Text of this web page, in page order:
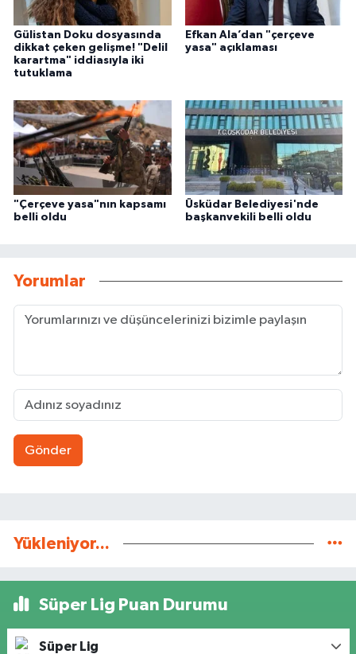
Gülistan Doku dosyasında
dikkat çeken gelişme! "Delil
karartma" iddiasıyla iki
tutuklama
Efkan Ala’dan "çerçeve
yasa" açıklaması
"Çerçeve yasa"nın kapsamı
belli oldu
Üsküdar Belediyesi'nde
başkanvekili belli oldu
Yorumlar
Gönder
Yükleniyor...
Süper Lig Puan Durumu
Süper Lig